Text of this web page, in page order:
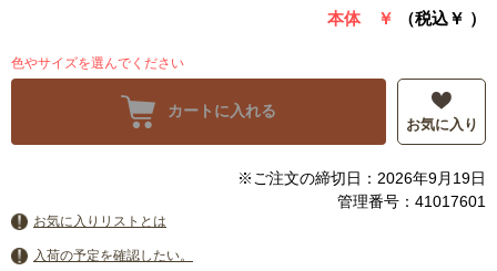
本体 ￥ （税込￥ ）
色やサイズを選んでください
カートに入れる
お気に入り
※ご注文の締切日：2026年9月19日
管理番号：41017601
お気に入りリストとは
入荷の予定を確認したい。